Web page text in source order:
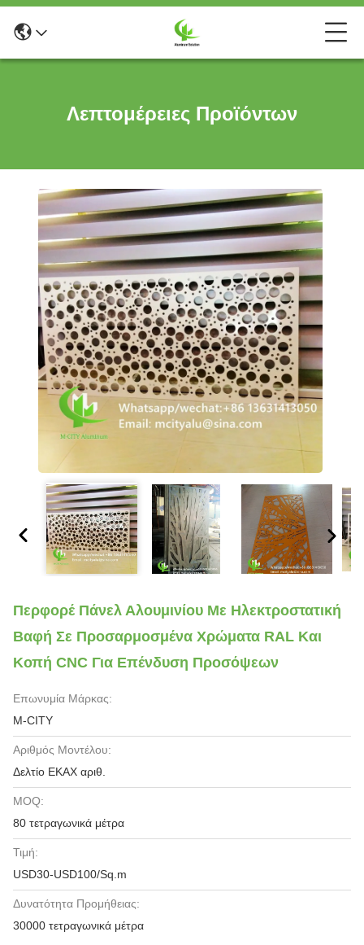
Λεπτομέρειες Προϊόντων
Περφορέ Πάνελ Αλουμινίου Με Ηλεκτροστατική
Βαφή Σε Προσαρμοσμένα Χρώματα RAL Και
Κοπή CNC Για Επένδυση Προσόψεων
Επωνυμία Μάρκας:
M-CITY
Αριθμός Μοντέλου:
Δελτίο ΕΚΑΧ αριθ.
MOQ:
80 τετραγωνικά μέτρα
Τιμή:
USD30-USD100/Sq.m
Δυνατότητα Προμήθειας:
30000 τετραγωνικά μέτρα